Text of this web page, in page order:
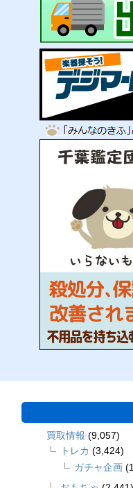
買取情報 (9,057)
トレカ (3,424)
ガチャ企画